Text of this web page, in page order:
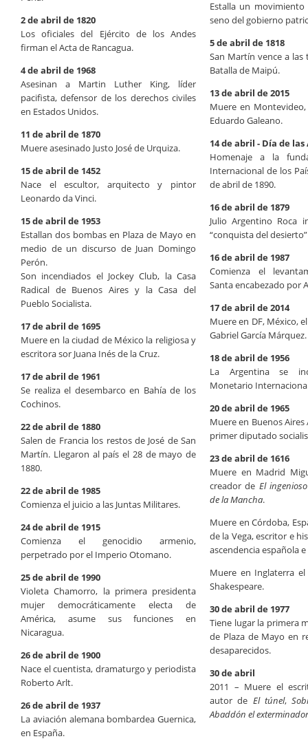
2 de abril de 1820
Los oficiales del Ejército de los Andes
firman el Acta de Rancagua.
4 de abril de 1968
Asesinan a Martin Luther King, líder
pacifista, defensor de los derechos civiles
en Estados Unidos.
11 de abril de 1870
Muere asesinado Justo José de Urquiza.
15 de abril de 1452
Nace el escultor, arquitecto y pintor
Leonardo da Vinci.
15 de abril de 1953
Estallan dos bombas en Plaza de Mayo en
medio de un discurso de Juan Domingo
Perón.
Son incendiados el Jockey Club, la Casa
Radical de Buenos Aires y la Casa del
Pueblo Socialista.
17 de abril de 1695
Muere en la ciudad de México la religiosa y
escritora sor Juana Inés de la Cruz.
17 de abril de 1961
Se realiza el desembarco en Bahía de los
Cochinos.
22 de abril de 1880
Salen de Francia los restos de José de San
Martín. Llegaron al país el 28 de mayo de
1880.
22 de abril de 1985
Comienza el juicio a las Juntas Militares.
24 de abril de 1915
Comienza el genocidio armenio,
perpetrado por el Imperio Otomano.
25 de abril de 1990
Violeta Chamorro, la primera presidenta
mujer democráticamente electa de
América, asume sus funciones en
Nicaragua.
26 de abril de 1900
Nace el cuentista, dramaturgo y periodista
Roberto Arlt.
26 de abril de 1937
La aviación alemana bombardea Guernica,
en España.
Estalla un
seno del gobierno
5 de abril de 1818
San Martín vence a las
Batalla de Maipú.
13 de abril de 2015
Muere en
Eduardo Galeano.
14 de abril - Día de
Homenaje a la
Internacional de los
de abril de 1890.
16 de abril de 1879
Julio Argentino Roca
“conquista del
16 de abril de 1987
Comienza el
Santa encabezado por
17 de abril de 2014
Muere en DF, México,
Gabriel García Márquez.
18 de abril de 1956
La Argentina se
Monetario
20 de abril de 1965
Muere en Buenos Aires
primer diputado
23 de abril de 1616
Muere en Madrid
creador de El
de la Mancha.
Muere en Córdoba,
de la Vega, escritor e
ascendencia española e
Muere en Inglaterra
Shakespeare.
30 de abril de 1977
Tiene lugar la primera
de Plaza de Mayo en
desaparecidos.
30 de abril
2011 – Muere el
autor de El túnel,
Abaddón el exterminador